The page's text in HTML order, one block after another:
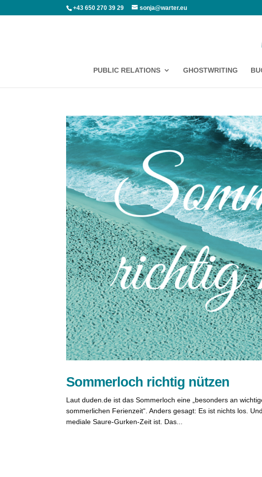
+43 650 270 39 29 sonja@warter.eu
PUBLIC RELATIONS GHOSTWRITING
Sommerloch richtig nützen
Laut duden.de ist das Sommerloch eine „besonders an
sommerlichen Ferienzeit“. Anders gesagt: Es ist nichts los.
mediale Saure-Gurken-Zeit ist. Das...